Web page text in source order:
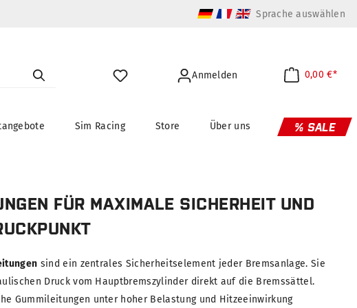
Sprache auswählen
Anmelden 0,00 €*
Sim Racing Store Über uns % SALE
FÜR MAXIMALE SICHERHEIT UND
sind ein zentrales Sicherheitselement jeder Bremsanlage. Sie
Druck vom Hauptbremszylinder direkt auf die Bremssättel.
Gummileitungen unter hoher Belastung und Hitzeeinwirkung